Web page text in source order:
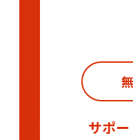
サポ